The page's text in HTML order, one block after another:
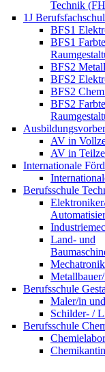
Technik
1J
BFS1
BFS1
BFS2
BFS2
BFS2
BFS2
AV in
AV in
Internationale
Berufsschule
Land- und
Berufsschule
Maler/in
Schilder- /
Berufsschule